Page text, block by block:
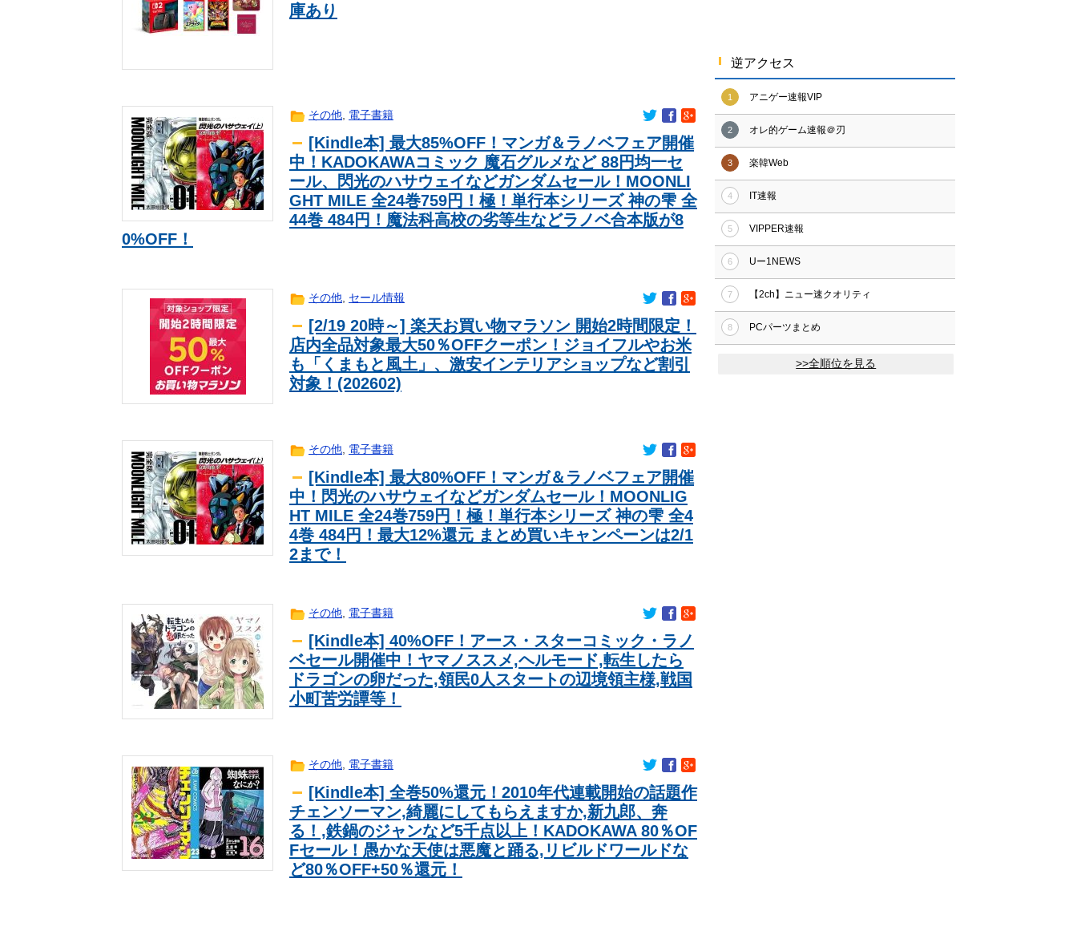
海外翻訳 海外「お前らの国に他愛のない対立ってある？」日本「エスカレーターの立つ位置」
ｹﾞｰﾑ 【ウマ娘】あれ？トレーナーを襲わないウマ娘が一人もいなくない？
趣味 「THE NORTH FACE」の人気が低下
ｹﾞｰﾑ 任天堂ソフトのダウンロード率61.5%www
ｱﾆﾒ ガンダムの戦艦ってモビルスーツに簡単に落とされるけど・・・・
news 豊臣秀吉と徳川家康 どちらが強かったの
生活 【Apple】MacBook、iPadが微妙に値下げしてる感じですねぇ・・・
海外翻訳
韓国人「SKハイニックスが10%台の暴落！外国人投資家と機関が売り越しを仕掛けコスピが4%を超え
る大幅な下落‥」
海外翻訳
韓国人「日本が韓国文学が完全に定着！ブームを超えて一つのジャンルとして日本人全員に愛されて
る模様…（ﾌﾞﾙﾌﾞﾙ」＝韓国の反応
news ヨーロッパが中国製メガソーラーを締め出しｗｗｗ
趣味 Google、AIへの投資が膨らみ史上初のマイナスキャッシュフローに陥る
【令和最強グラドル】最新の菊地姫奈さん
海外翻訳 海外「さすが日本！」日本の医療従事者の倫理観の高さに海外が超感動
ｹﾞｰﾑ 【ウマ娘】あの目をしているドンちゃん。「どんどん美味しく実る…♡」
news 【悲報】札幌オリンピック、８割が賛成・・・・
ｱﾆﾒ 【悲報】週間少年ジャンプのグッズ(43億円分)を注文し全てキャンセルした女逮捕ｗｗｗｗｗｗｗｗ
芸能 池田瑛紗さん、生足wwwwwガチでエグいって・・・
2ch 【画像】このボケて、破壊力ありすぎてクッソワロタｗｗｗｗｗｗｗｗｗ
趣味 【動画】クソガキロケット、怖すぎる…これよく轢かずに止まれたな
「明日ひま？」知り合いから唐突なメッセージがきたらどうする？
庫あり
その他, 電子書籍
[Kindle本] 最大85%OFF！マンガ＆ラノベフェア開催
中！KADOKAWAコミック 魔石グルメなど 88円均一セ
ール、閃光のハサウェイなどガンダムセール！MOONLI
GHT MILE 全24巻759円！極！単行本シリーズ 神の雫 全
44巻 484円！魔法科高校の劣等生などラノベ合本版が8
0%OFF！
その他, セール情報
[2/19 20時～] 楽天お買い物マラソン 開始2時間限定！
店内全品対象最大50％OFFクーポン！ジョイフルやお米
も「くまもと風土」、激安インテリアショップなど割引
対象！(202602)
その他, 電子書籍
[Kindle本] 最大80%OFF！マンガ＆ラノベフェア開催
中！閃光のハサウェイなどガンダムセール！MOONLIG
HT MILE 全24巻759円！極！単行本シリーズ 神の雫 全4
4巻 484円！最大12%還元 まとめ買いキャンペーンは2/1
2まで！
その他, 電子書籍
[Kindle本] 40%OFF！アース・スターコミック・ラノ
ベセール開催中！ヤマノススメ,ヘルモード,転生したら
ドラゴンの卵だった,領民0人スタートの辺境領主様,戦国
小町苦労譚等！
その他, 電子書籍
[Kindle本] 全巻50%還元！2010年代連載開始の話題作
チェンソーマン,綺麗にしてもらえますか,新九郎、奔
る！,鉄鍋のジャンなど5千点以上！KADOKAWA 80％OF
Fセール！愚かな天使は悪魔と踊る,リビルドワールドな
ど80％OFF+50％還元！
逆アクセス
1 アニゲー速報VIP
2 オレ的ゲーム速報＠刃
3 楽韓Web
4 IT速報
5 VIPPER速報
6 Uー1NEWS
7 【2ch】ニュー速クオリティ
8 PCパーツまとめ
>>全順位を見る